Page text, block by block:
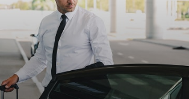
Transports gare-
Pour vos départs comme pour vos retours,
service de transport fiable et ponctuel
aéroports. Je m’assure que vous arriviez
contrainte et dans un confort optimal.
pour affaires ou pour le plaisir, laissez-moi
afin que vous puissiez vous concentrer sur